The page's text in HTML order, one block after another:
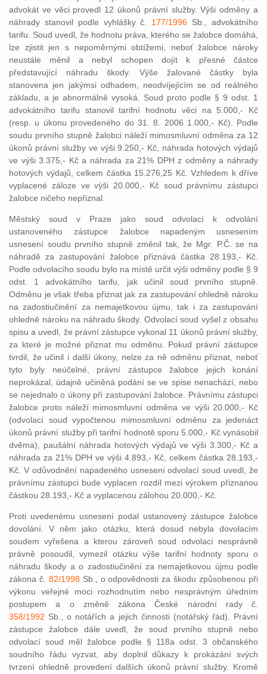
advokát ve věci provedl 12 úkonů právní služby. Výši odměny a
náhrady stanovil podle vyhlášky č. 177/1996 Sb., advokátního
tarifu. Soud uvedl, že hodnotu práva, kterého se žalobce domáhá,
lze zjistit jen s nepoměrnými obtížemi, neboť žalobce nároky
neustále měnil a nebyl schopen dojít k přesné částce
představující náhradu škody. Výše žalované částky byla
stanovena jen jakýmsi odhadem, neodvíjejícím se od reálného
základu, a je abnormálně vysoká. Soud proto podle § 9 odst. 1
advokátního tarifu stanovil tarifní hodnotu věci na 5.000,- Kč
(resp. u úkonu provedeného do 31. 8. 2006 1.000,- Kč). Podle
soudu prvního stupně žalobci náleží mimosmluvní odměna za 12
úkonů právní služby ve výši 9.250,- Kč, náhrada hotových výdajů
ve výši 3.375,- Kč a náhrada za 21% DPH z odměny a náhrady
hotových výdajů, celkem částka 15.276,25 Kč. Vzhledem k dříve
vyplacené záloze ve výši 20.000,- Kč soud právnímu zástupci
žalobce ničeho nepřiznal.
Městský soud v Praze jako soud odvolací k odvolání
ustanoveného zástupce žalobce napadeným usnesením
usnesení soudu prvního stupně změnil tak, že Mgr. P.Č. se na
náhradě za zastupování žalobce přiznává částka 28.193,- Kč.
Podle odvolacího soudu bylo na místě určit výši odměny podle § 9
odst. 1 advokátního tarifu, jak učinil soud prvního stupně.
Odměnu je však třeba přiznat jak za zastupování ohledně nároku
na zadostiučinění za nemajetkovou újmu, tak i za zastupování
ohledně nároku na náhradu škody. Odvolací soud vyšel z obsahu
spisu a uvedl, že právní zástupce vykonal 11 úkonů právní služby,
za které je možné přiznat mu odměnu. Pokud právní zástupce
tvrdil, že učinil i další úkony, nelze za ně odměnu přiznat, neboť
tyto byly neúčelné, právní zástupce žalobce jejich konání
neprokázal, údajně učiněná podání se ve spise nenachází, nebo
se nejednalo o úkony při zastupování žalobce. Právnímu zástupci
žalobce proto náleží mimosmluvní odměna ve výši 20.000,- Kč
(odvolací soud vypočtenou mimosmluvní odměnu za jedenáct
úkonů právní služby při tarifní hodnotě sporu 5.000,- Kč vynásobil
dvěma), paušální náhrada hotových výdajů ve výši 3.300,- Kč a
náhrada za 21% DPH ve výši 4.893,- Kč, celkem částka 28.193,-
Kč. V odůvodnění napadeného usnesení odvolací soud uvedl, že
právnímu zástupci bude vyplacen rozdíl mezi výrokem přiznanou
částkou 28.193,- Kč a vyplacenou zálohou 20.000,- Kč.
Proti uvedenému usnesení podal ustanovený zástupce žalobce
dovolání. V něm jako otázku, která dosud nebyla dovolacím
soudem vyřešena a kterou zároveň soud odvolací nesprávně
právně posoudil, vymezil otázku výše tarifní hodnoty sporu o
náhradu škody a o zadostiučinění za nemajetkovou újmu podle
zákona č. 82/1998Sb., o odpovědnosti za škodu způsobenou při
výkonu veřejné moci rozhodnutím nebo nesprávným úředním
postupem a o změně zákona České národní rady č.
358/1992 Sb., o notářích a jejich činnosti (notářský řád). Právní
zástupce žalobce dále uvedl, že soud prvního stupně nebo
odvolací soud měl žalobce podle § 118a odst. 3 občanského
soudního řádu vyzvat, aby doplnil důkazy k prokázání svých
tvrzení ohledně provedení dalších úkonů právní služby. Kromě